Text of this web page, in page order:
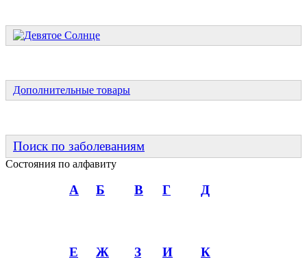
Дополнительные товары
Поиск по заболеваниям
Состояния по алфавиту
А Б В Г Д
Е Ж З И К